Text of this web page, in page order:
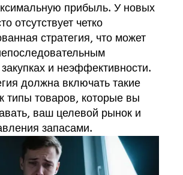
прибыль. У новых
отсутствует четко
стратегия, что может
и неэффективности.
должна включать такие
типы товаров, которые вы
ваш целевой рынок и
запасами.